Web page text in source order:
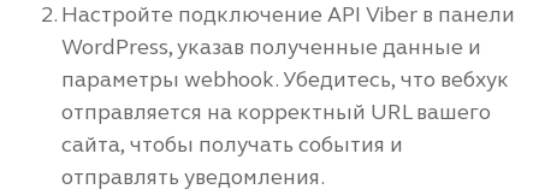
Настройте подключение API Viber в панели
WordPress, указав полученные данные и
параметры webhook. Убедитесь, что вебхук
отправляется на корректный URL вашего
сайта, чтобы получать события и
отправлять уведомления.